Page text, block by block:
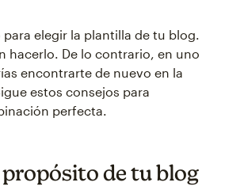
elegir la plantilla de tu blog.
hacerlo. De lo contrario, en uno
encontrarte de nuevo en la
estos consejos para
perfecta.
propósito de tu blog